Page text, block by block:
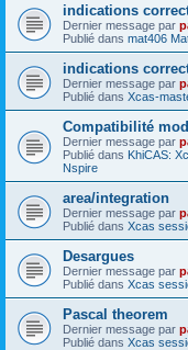
indications
Dernier message par
Publié dans mat406
indications
Dernier message par
Publié dans Xcas-
Compatibilité
Dernier message par
Publié dans KhiCAS:
Nspire
area/integration
Dernier message par
Publié dans Xcas
Desargues
Dernier message par
Publié dans Xcas
Pascal theorem
Dernier message par
Publié dans Xcas